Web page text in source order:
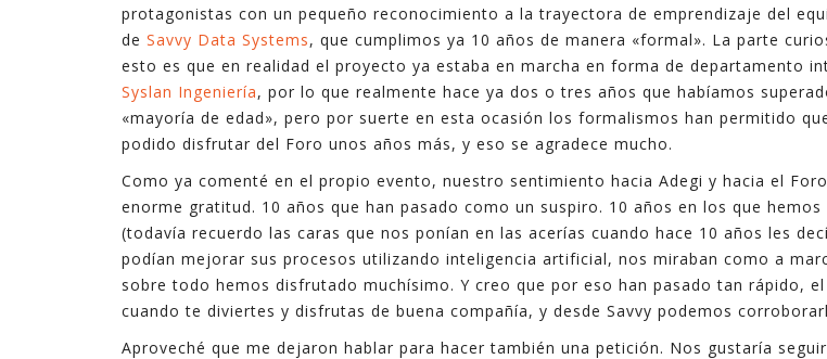
tecnologías. En ocasiones son complejas, y en
ocasiones son sencillas pero suficientes.
En estos últimos quince años, en los que he
ejercido de gerente, he podido ver cómo la
explotación inteligente de datos mejora de
forma notable los resultados en diferentes
ámbitos de la empresa, desde procesos
internos hasta la relación con el cliente,
pasando por la creación de nuevos productos y
servicios digitales.
protagonistas con un pequeño reconocimiento a la trayectora de emprendizaje del
de Savvy Data Systems, que cumplimos ya 10 años de manera «formal». La parte
esto es que en realidad el proyecto ya estaba en marcha en forma de departamento
Syslan Ingeniería, por lo que realmente hace ya dos o tres años que habíamos
«mayoría de edad», pero por suerte en esta ocasión los formalismos han permitido
podido disfrutar del Foro unos años más, y eso se agradece mucho.
Como ya comenté en el propio evento, nuestro sentimiento hacia Adegi y hacia el
enorme gratitud. 10 años que han pasado como un suspiro. 10 años en los que hemos
(todavía recuerdo las caras que nos ponían en las acerías cuando hace 10 años les
podían mejorar sus procesos utilizando inteligencia artificial, nos miraban como a
sobre todo hemos disfrutado muchísimo. Y creo que por eso han pasado tan rápido,
cuando te diviertes y disfrutas de buena compañía, y desde Savvy podemos
Aproveché que me dejaron hablar para hacer también una petición. Nos gustaría